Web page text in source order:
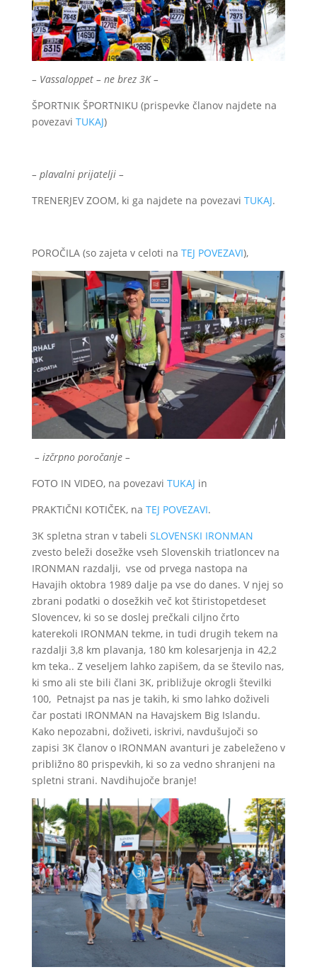
– Vassaloppet – ne brez 3K –
ŠPORTNIK ŠPORTNIKU (prispevke članov najdete na
povezavi TUKAJ)
– plavalni prijatelji –
TRENERJEV ZOOM, ki ga najdete na povezavi TUKAJ.
POROČILA (so zajeta v celoti na TEJ POVEZAVI),
– izčrpno poročanje –
FOTO IN VIDEO, na povezavi TUKAJ in
PRAKTIČNI KOTIČEK, na TEJ POVEZAVI.
3K spletna stran v tabeli SLOVENSKI IRONMAN
zvesto beleži dosežke vseh Slovenskih triatloncev na
IRONMAN razdalji, vse od prvega nastopa na
Havajih oktobra 1989 dalje pa vse do danes. V njej so
zbrani podatki o dosežkih več kot štiristopetdeset
Slovencev, ki so se doslej prečkali ciljno črto
katerekoli IRONMAN tekme, in tudi drugih tekem na
razdalji 3,8 km plavanja, 180 km kolesarjenja in 42,2
km teka.. Z veseljem lahko zapišem, da se število nas,
ki smo ali ste bili člani 3K, približuje okrogli številki
100, Petnajst pa nas je takih, ki smo lahko doživeli
čar postati IRONMAN na Havajskem Big Islandu.
Kako nepozabni, doživeti, iskrivi, navdušujoči so
zapisi 3K članov o IRONMAN avanturi je zabeleženo v
približno 80 prispevkih, ki so za vedno shranjeni na
spletni strani. Navdihujoče branje!